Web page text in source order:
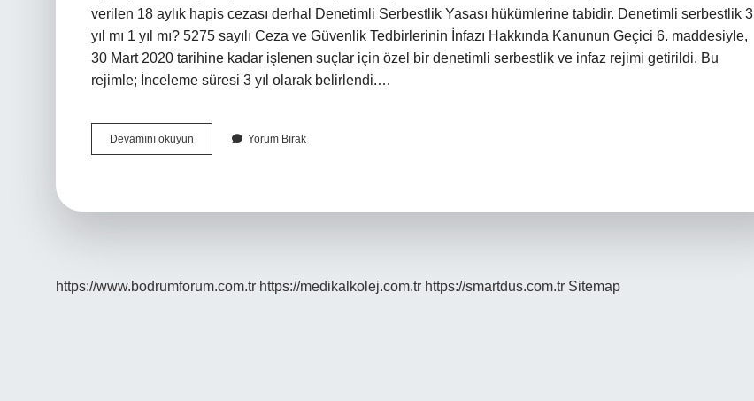
verilen 18 aylık hapis cezası derhal Denetimli Serbestlik Yasası hükümlerine tabidir. Denetimli serbestlik 3
yıl mı 1 yıl mı? 5275 sayılı Ceza ve Güvenlik Tedbirlerinin İnfazı Hakkında Kanunun Geçici 6. maddesiyle,
30 Mart 2020 tarihine kadar işlenen suçlar için özel bir denetimli serbestlik ve infaz rejimi getirildi. Bu
rejimle; İnceleme süresi 3 yıl olarak belirlendi.…
Devamını okuyun
Suçların
Yorum Bırak
https://www.bodrumforum.com.tr https://medikalkolej.com.tr https://smartdus.com.tr Sitemap